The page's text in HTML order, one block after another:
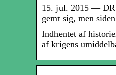
15. jul. 2015 — DR
gemt sig, men
Indhentet af
af krigens